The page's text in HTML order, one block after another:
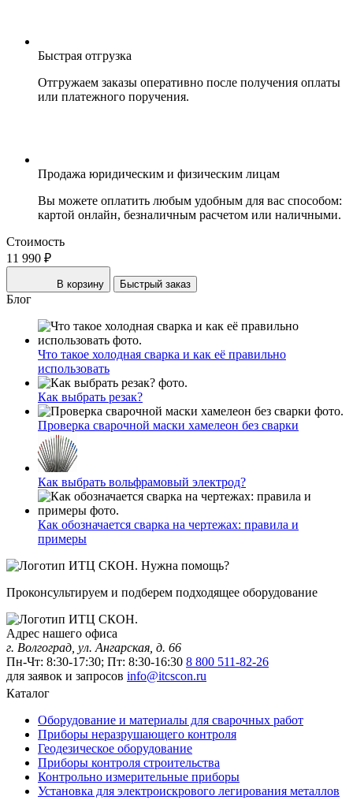
Быстрая отгрузка
Отгружаем заказы оперативно после получения оплаты
или платежного поручения.
Продажа юридическим и физическим лицам
Вы можете оплатить любым удобным для вас способом:
картой онлайн, безналичным расчетом или наличными.
Стоимость
11 990 ₽
В корзину Быстрый заказ
Блог
Что такое холодная сварка и как её правильно
использовать
Как выбрать резак?
Проверка сварочной маски хамелеон без сварки
Как выбрать вольфрамовый электрод?
Как обозначается сварка на чертежах: правила и
примеры
Нужна помощь?
Проконсультируем и подберем подходящее оборудование
Адрес нашего офиса
г. Волгоград, ул. Ангарская, д. 66
Пн-Чт: 8:30-17:30; Пт: 8:30-16:30 8 800 511-82-26
для заявок и запросов info@itcscon.ru
Каталог
Оборудование и материалы для сварочных работ
Приборы неразрушающего контроля
Геодезическое оборудование
Приборы контроля строительства
Контрольно измерительные приборы
Установка для электроискрового легирования металлов